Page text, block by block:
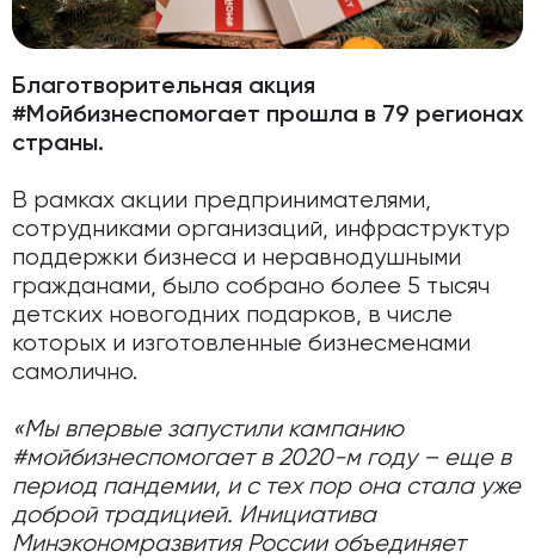
Благотворительная акция
#Мойбизнеспомогает прошла в 79 регионах
страны.
В рамках акции предпринимателями,
сотрудниками организаций, инфраструктур
поддержки бизнеса и неравнодушными
гражданами, было собрано более 5 тысяч
детских новогодних подарков, в числе
которых и изготовленные бизнесменами
самолично.
«Мы впервые запустили кампанию
#мойбизнеспомогает в 2020-м году – еще в
период пандемии, и с тех пор она стала уже
доброй традицией. Инициатива
Минэкономразвития России объединяет